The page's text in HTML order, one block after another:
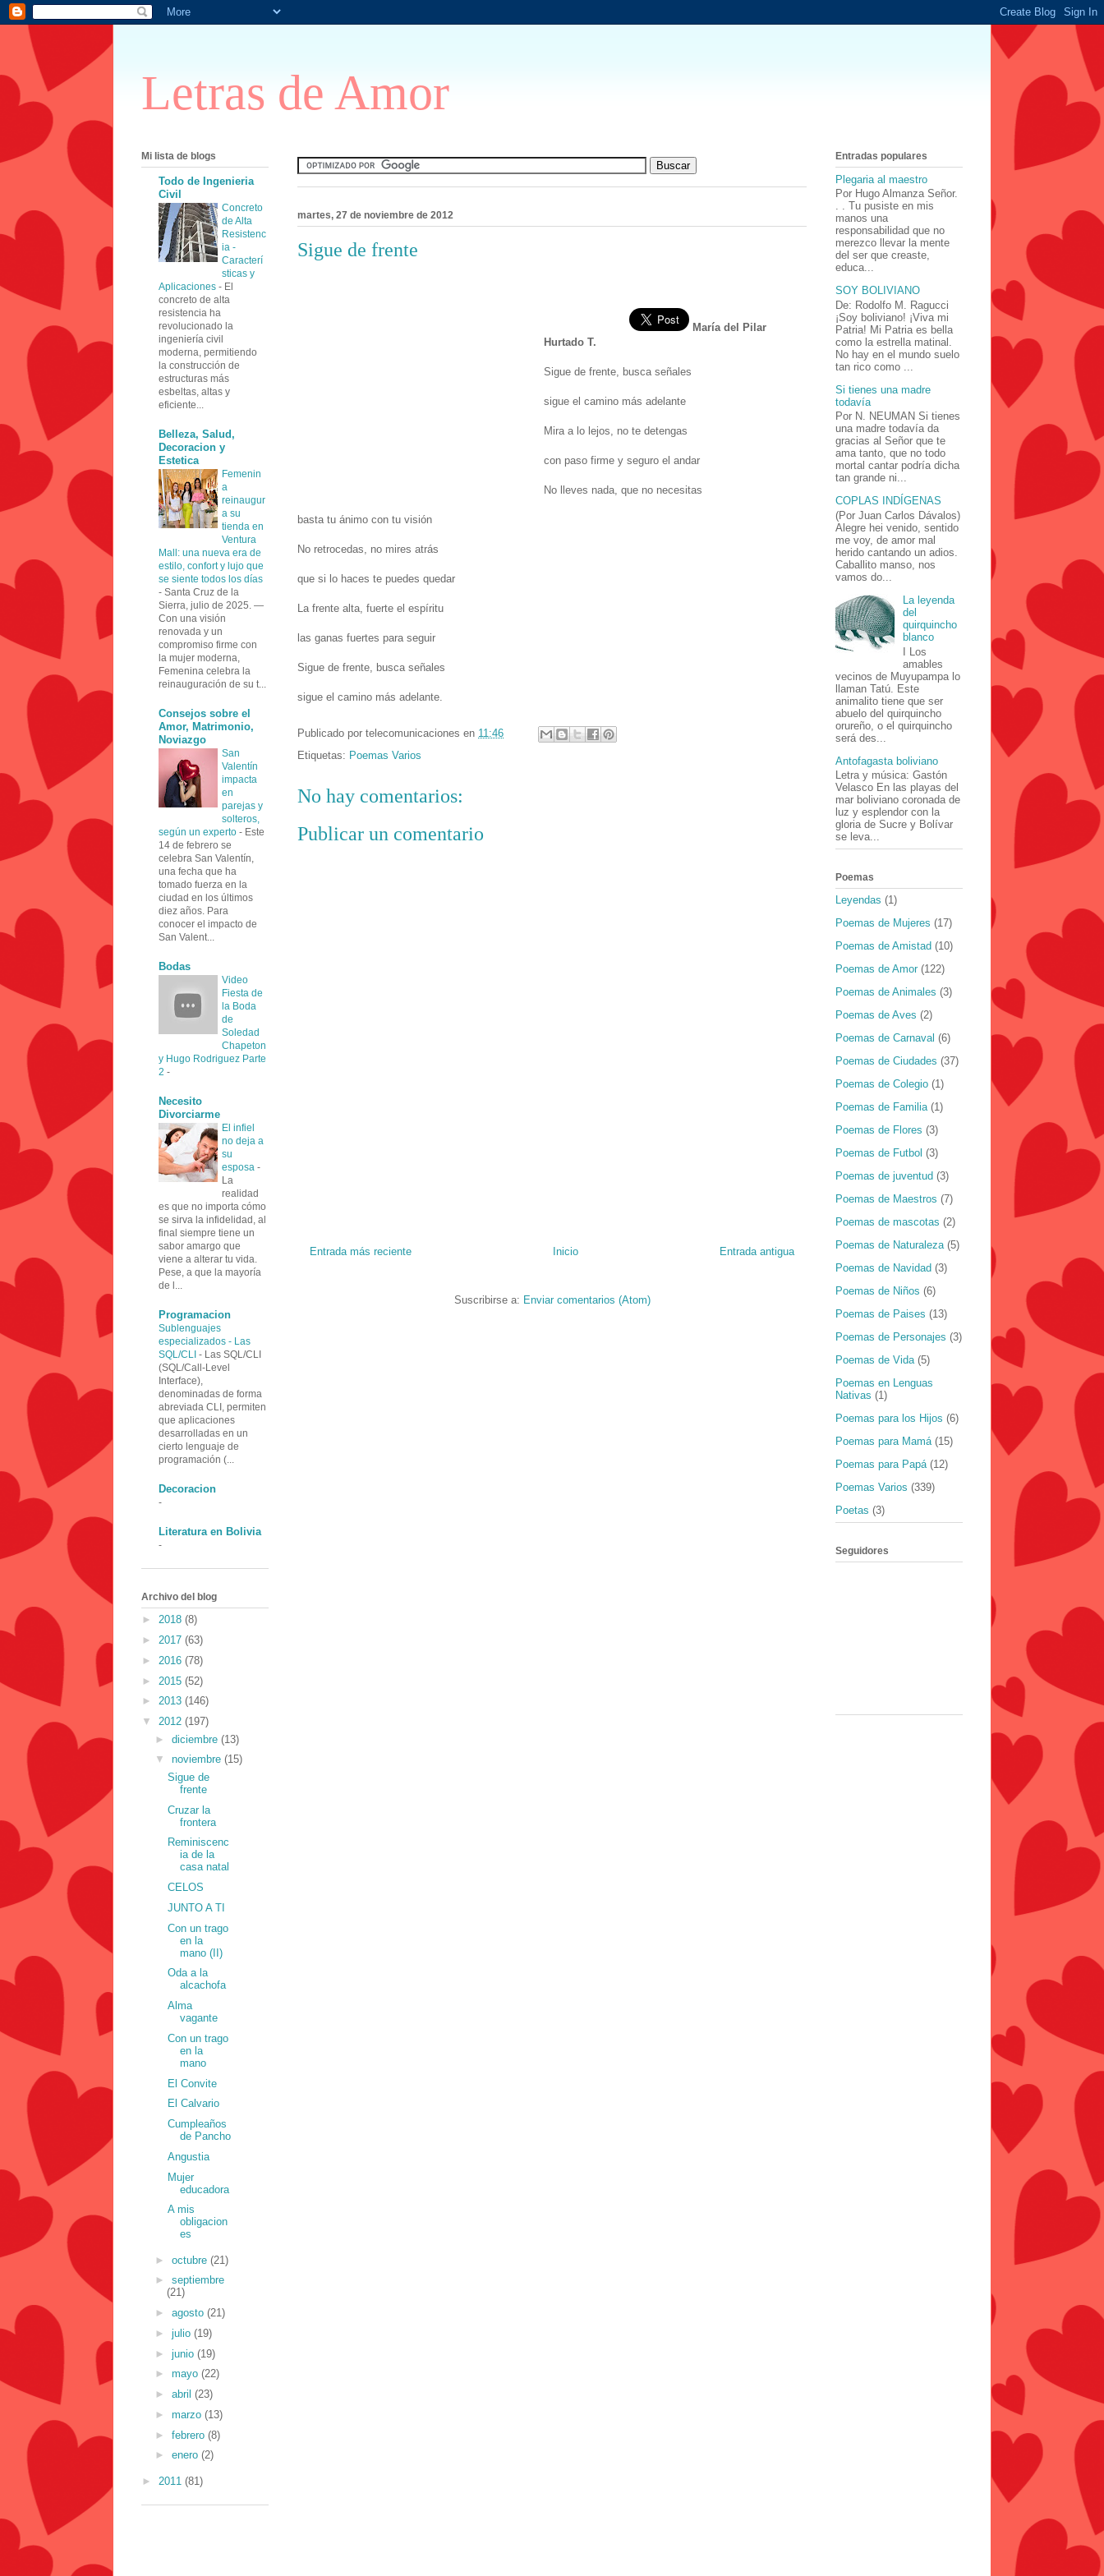
Letras de Amor
martes, 27 de noviembre de 2012
Sigue de frente
María del Pilar
Hurtado T.
Sigue de frente, busca señales
sigue el camino más adelante
Mira a lo lejos, no te detengas
con paso firme y seguro el andar
No lleves nada, que no necesitas
basta tu ánimo con tu visión
No retrocedas, no mires atrás
que si lo haces te puedes quedar
La frente alta, fuerte el espíritu
las ganas fuertes para seguir
Sigue de frente, busca señales
sigue el camino más adelante.
Publicado por telecomunicaciones en 11:46
Etiquetas: Poemas Varios
No hay comentarios:
Publicar un comentario
Entrada más reciente Entrada antigua
Inicio
Suscribirse a: Enviar comentarios (Atom)
Mi lista de blogs
Todo de Ingenieria
Civil
Concreto
de Alta
Resistenc
ia -
Caracterí
sticas y
Aplicaciones - El
concreto de alta
resistencia ha
revolucionado la
ingeniería civil
moderna, permitiendo
la construcción de
estructuras más
esbeltas, altas y
eficiente...
Belleza, Salud,
Decoracion y
Estetica
Femenin
a
reinaugur
a su
tienda en
Ventura
Mall: una nueva era de
estilo, confort y lujo que
se siente todos los días
- Santa Cruz de la
Sierra, julio de 2025. —
Con una visión
renovada y un
compromiso firme con
la mujer moderna,
Femenina celebra la
reinauguración de su t...
Consejos sobre el
Amor, Matrimonio,
Noviazgo
San
Valentín
impacta
en
parejas y
solteros,
según un experto - Este
14 de febrero se
celebra San Valentín,
una fecha que ha
tomado fuerza en la
ciudad en los últimos
diez años. Para
conocer el impacto de
San Valent...
Bodas
Video
Fiesta de
la Boda
de
Soledad
Chapeton
y Hugo Rodriguez Parte
2 -
Necesito
Divorciarme
El infiel
no deja a
su
esposa -
La
realidad
es que no importa cómo
se sirva la infidelidad, al
final siempre tiene un
sabor amargo que
viene a alterar tu vida.
Pese, a que la mayoría
de l...
Programacion
Sublenguajes
especializados - Las
SQL/CLI - Las SQL/CLI
(SQL/Call-Level
Interface),
denominadas de forma
abreviada CLI, permiten
que aplicaciones
desarrolladas en un
cierto lenguaje de
programación (...
Decoracion
-
Literatura en Bolivia
-
Archivo del blog
► 2018 (8)
► 2017 (63)
► 2016 (78)
► 2015 (52)
► 2013 (146)
▼ 2012 (197)
► diciembre (13)
▼ noviembre (15)
Sigue de
frente
Cruzar la
frontera
Reminiscenc
ia de la
casa natal
CELOS
JUNTO A TI
Con un trago
en la
mano (II)
Oda a la
alcachofa
Alma
vagante
Con un trago
en la
mano
El Convite
El Calvario
Cumpleaños
de Pancho
Angustia
Mujer
educadora
A mis
obligacion
es
► octubre (21)
► septiembre
(21)
► agosto (21)
► julio (19)
► junio (19)
► mayo (22)
► abril (23)
► marzo (13)
► febrero (8)
► enero (2)
► 2011 (81)
Entradas populares
Plegaria al maestro
Por Hugo Almanza Señor.
. . Tu pusiste en mis
manos una
responsabilidad que no
merezco llevar la mente
del ser que creaste,
educa...
SOY BOLIVIANO
De: Rodolfo M. Ragucci
¡Soy boliviano! ¡Viva mi
Patria! Mi Patria es bella
como la estrella matinal.
No hay en el mundo suelo
tan rico como ...
Si tienes una madre
todavía
Por N. NEUMAN Si tienes
una madre todavía da
gracias al Señor que te
ama tanto, que no todo
mortal cantar podría dicha
tan grande ni...
COPLAS INDÍGENAS
(Por Juan Carlos Dávalos)
Alegre hei venido, sentido
me voy, de amor mal
herido cantando un adios.
Caballito manso, nos
vamos do...
La leyenda
del
quirquincho
blanco
I Los
amables
vecinos de Muyupampa lo
llaman Tatú. Este
animalito tiene que ser
abuelo del quirquincho
orureño, o el quirquincho
será des...
Antofagasta boliviano
Letra y música: Gastón
Velasco En las playas del
mar boliviano coronada de
luz y esplendor con la
gloria de Sucre y Bolívar
se leva...
Poemas
Leyendas (1)
Poemas de Mujeres (17)
Poemas de Amistad (10)
Poemas de Amor (122)
Poemas de Animales (3)
Poemas de Aves (2)
Poemas de Carnaval (6)
Poemas de Ciudades (37)
Poemas de Colegio (1)
Poemas de Familia (1)
Poemas de Flores (3)
Poemas de Futbol (3)
Poemas de juventud (3)
Poemas de Maestros (7)
Poemas de mascotas (2)
Poemas de Naturaleza (5)
Poemas de Navidad (3)
Poemas de Niños (6)
Poemas de Paises (13)
Poemas de Personajes (3)
Poemas de Vida (5)
Poemas en Lenguas
Nativas (1)
Poemas para los Hijos (6)
Poemas para Mamá (15)
Poemas para Papá (12)
Poemas Varios (339)
Poetas (3)
Seguidores